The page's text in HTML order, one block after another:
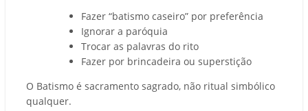
Fazer “batismo caseiro” por preferência
Ignorar a paróquia
Trocar as palavras do rito
Fazer por brincadeira ou superstição
O Batismo é sacramento sagrado, não ritual simbólico
qualquer.